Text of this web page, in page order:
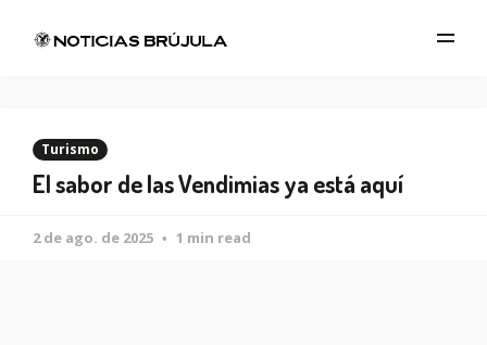
Turismo
El sabor de las Vendimias ya está aquí
2 de ago. de 2025 1 min read